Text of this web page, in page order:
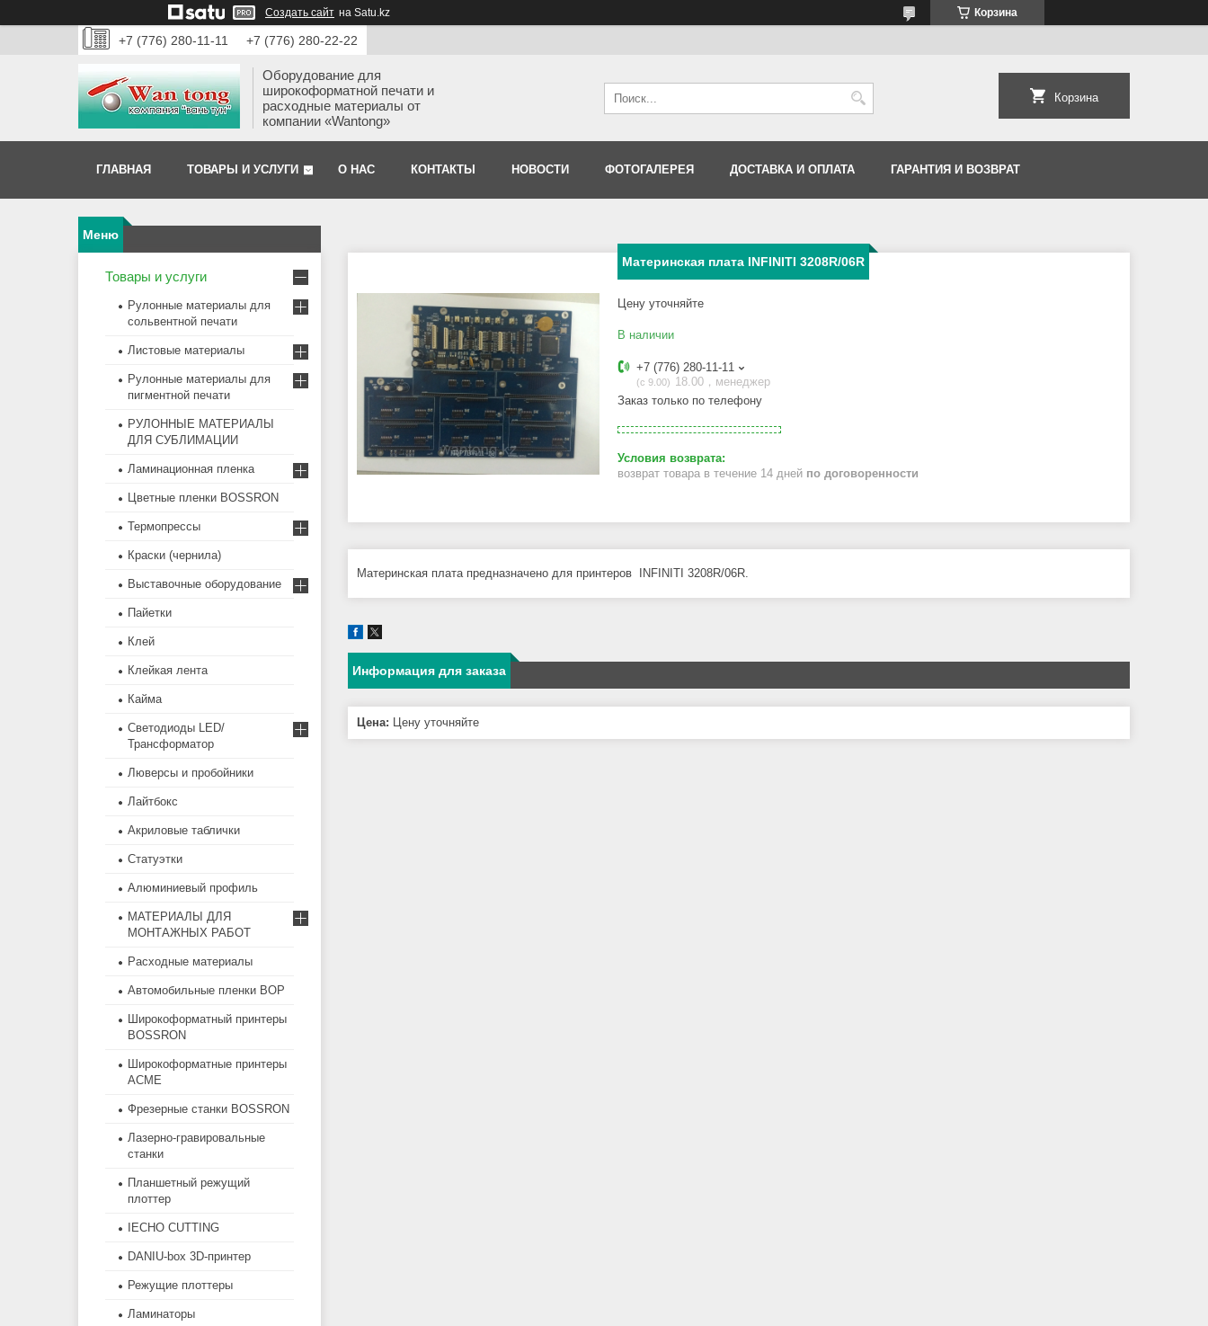
Создать сайт на Satu.kz Корзина
+7 (776) 280-11-11 +7 (776) 280-22-22
Оборудование для
широкоформатной печати и
расходные материалы от
компании «Wantong»
Корзина
ГЛАВНАЯ ТОВАРЫ И УСЛУГИ О НАС КОНТАКТЫ НОВОСТИ ФОТОГАЛЕРЕЯ ДОСТАВКА И ОПЛАТА ГАРАНТИЯ И ВОЗВРАТ
Материнская плата INFINITI 3208R/06R
Цену уточняйте
В наличии
+7 (776) 280-11-11
с 9.00
18.00，менеджер
Заказ только по телефону
возврат товара в течение 14 дней по договоренности
Материнская плата предназначено для принтеров INFINITI 3208R/06R.
Информация для заказа
Цена: Цену уточняйте
Товары и услуги
Рулонные материалы для
сольвентной печати
Листовые материалы
Рулонные материалы для
пигментной печати
РУЛОННЫЕ МАТЕРИАЛЫ
ДЛЯ СУБЛИМАЦИИ
Ламинационная пленка
Цветные пленки BOSSRON
Термопрессы
Краски (чернила)
Выставочные оборудование
Пайетки
Клей
Клейкая лента
Кайма
Светодиоды LED/
Трансформатор
Люверсы и пробойники
Лайтбокс
Акриловые таблички
Статуэтки
Алюминиевый профиль
МАТЕРИАЛЫ ДЛЯ
МОНТАЖНЫХ РАБОТ
Расходные материалы
Автомобильные пленки BOP
Широкоформатный принтеры
BOSSRON
Широкоформатные принтеры
ACME
Фрезерные станки BOSSRON
Лазерно-гравировальные
станки
Планшетный режущий
плоттер
IECHO CUTTING
DANIU-box 3D-принтер
Режущие плоттеры
Ламинаторы